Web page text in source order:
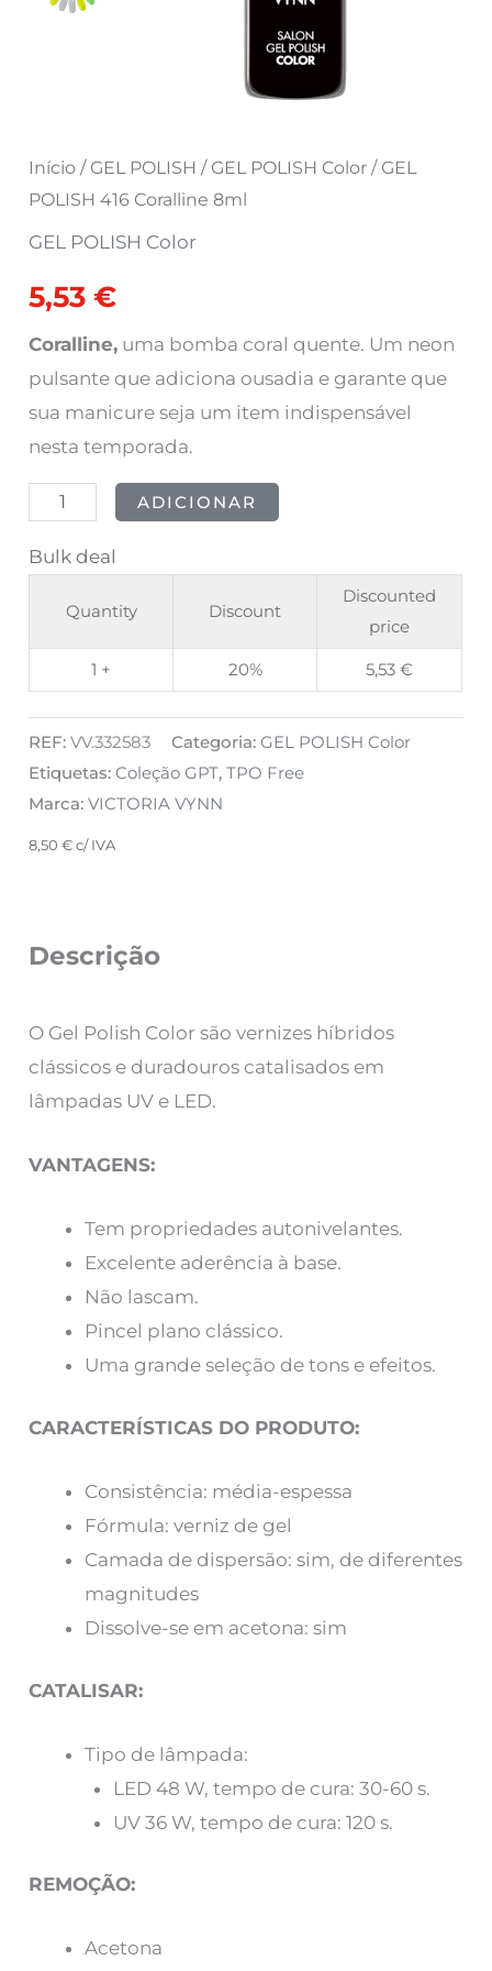
Início / GEL POLISH / GEL POLISH Color / GEL
POLISH 416 Coralline 8ml
GEL POLISH Color
5,53€
Coralline, uma bomba coral quente. Um neon
pulsante que adiciona ousadia e garante que
sua manicure seja um item indispensável
nesta temporada.
ADICIONAR
Bulk deal
Quantity Discount
Discounted
price
1 + 20% 5,53€
REF:VV.332583 Categoria:GEL POLISH Color
Etiquetas:Coleção GPT,TPO Free
Marca:VICTORIA VYNN
8,50€ c/ IVA
Descrição
O Gel Polish Color são vernizes híbridos
clássicos e duradouros catalisados em
lâmpadas UV e LED.
VANTAGENS:
Tem propriedades autonivelantes.
Excelente aderência à base.
Não lascam.
Pincel plano clássico.
Uma grande seleção de tons e efeitos.
CARACTERÍSTICAS DO PRODUTO:
Consistência: média-espessa
Fórmula: verniz de gel
Camada de dispersão: sim, de diferentes
magnitudes
Dissolve-se em acetona: sim
CATALISAR:
Tipo de lâmpada:
LED 48 W, tempo de cura: 30-60 s.
UV 36 W, tempo de cura: 120 s.
REMOÇÃO:
Acetona